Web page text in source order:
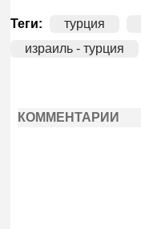
Теги: турция
израиль - турция
КОММЕНТАРИИ